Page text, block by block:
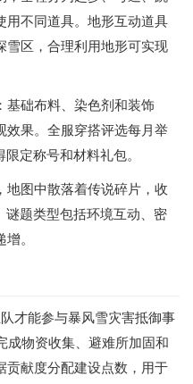
用不同道具。地形互动道具
雪区，合理利用地形可实现
基础布料、染色剂和装饰
效果。全服穿搭评选每月举
定称号和材料礼包。
地图中散落着传说碎片，收
谜题类型包括环境互动、密
。
才能参与暴风雪灾害抵御事
成物资收集、避难所加固和
贡献度分配建设点数，用于